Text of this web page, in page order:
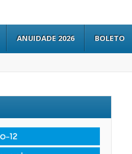
ANUIDADE 2026 BOLETO